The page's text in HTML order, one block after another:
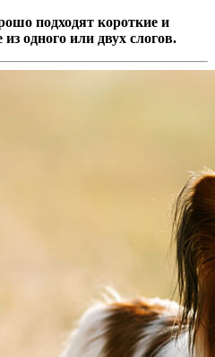
подходят короткие и
одного или двух слогов.